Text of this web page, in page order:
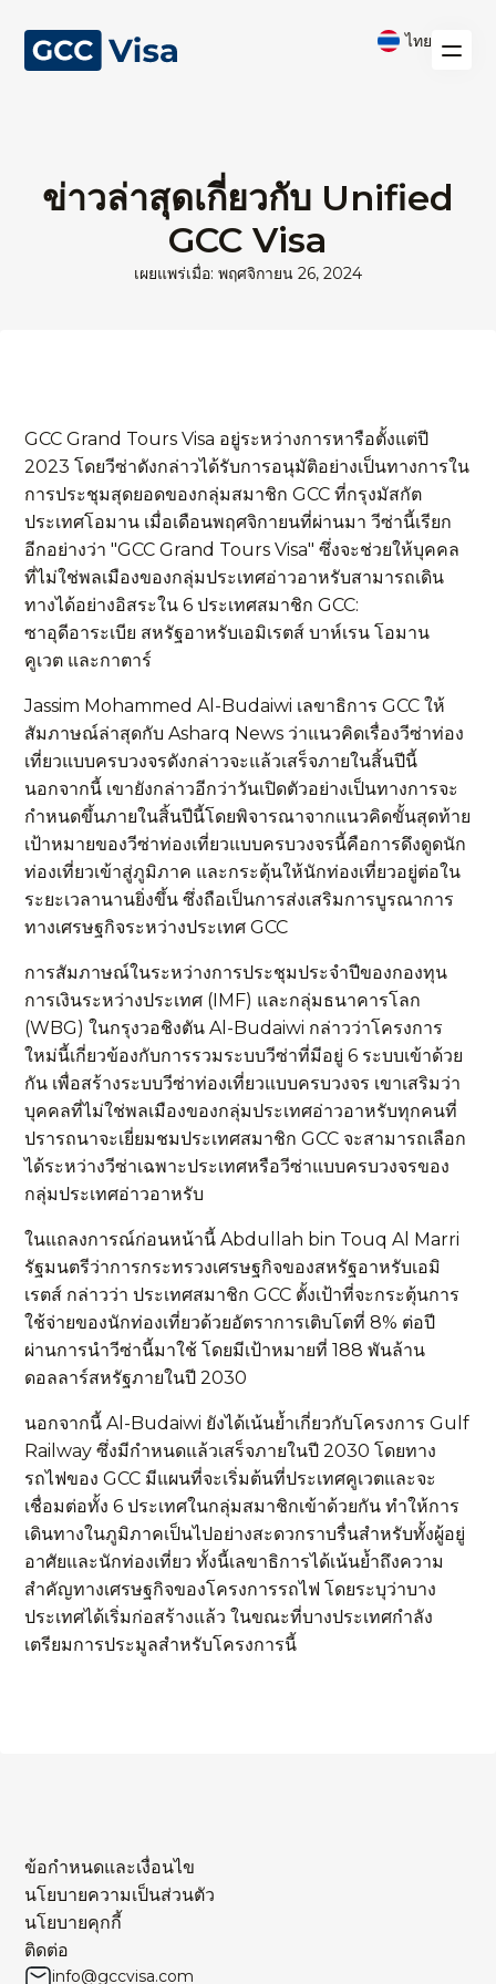
ไทย
ข่าวล่าสุดเกี่ยวกับ Unified
GCC Visa
เผยแพร่เมื่อ: พฤศจิกายน 26, 2024
GCC Grand Tours Visa อยู่ระหว่างการหารือตั้งแต่ปี
2023 โดยวีซ่าดังกล่าวได้รับการอนุมัติอย่างเป็นทางการใน
การประชุมสุดยอดของกลุ่มสมาชิก GCC ที่กรุงมัสกัต
ประเทศโอมาน เมื่อเดือนพฤศจิกายนที่ผ่านมา วีซ่านี้เรียก
อีกอย่างว่า "GCC Grand Tours Visa" ซึ่งจะช่วยให้บุคคล
ที่ไม่ใช่พลเมืองของกลุ่มประเทศอ่าวอาหรับสามารถเดิน
ทางได้อย่างอิสระใน 6 ประเทศสมาชิก GCC:
ซาอุดีอาระเบีย สหรัฐอาหรับเอมิเรตส์ บาห์เรน โอมาน
คูเวต และกาตาร์
Jassim Mohammed Al-Budaiwi เลขาธิการ GCC ให้
สัมภาษณ์ล่าสุดกับ Asharq News ว่าแนวคิดเรื่องวีซ่าท่อง
เที่ยวแบบครบวงจรดังกล่าวจะแล้วเสร็จภายในสิ้นปีนี้
นอกจากนี้ เขายังกล่าวอีกว่าวันเปิดตัวอย่างเป็นทางการจะ
กำหนดขึ้นภายในสิ้นปีนี้โดยพิจารณาจากแนวคิดขั้นสุดท้าย
เป้าหมายของวีซ่าท่องเที่ยวแบบครบวงจรนี้คือการดึงดูดนัก
ท่องเที่ยวเข้าสู่ภูมิภาค และกระตุ้นให้นักท่องเที่ยวอยู่ต่อใน
ระยะเวลานานยิ่งขึ้น ซึ่งถือเป็นการส่งเสริมการบูรณาการ
ทางเศรษฐกิจระหว่างประเทศ GCC
การสัมภาษณ์ในระหว่างการประชุมประจำปีของกองทุน
การเงินระหว่างประเทศ (IMF) และกลุ่มธนาคารโลก
(WBG) ในกรุงวอชิงตัน Al-Budaiwi กล่าวว่าโครงการ
ใหม่นี้เกี่ยวข้องกับการรวมระบบวีซ่าที่มีอยู่ 6 ระบบเข้าด้วย
กัน เพื่อสร้างระบบวีซ่าท่องเที่ยวแบบครบวงจร เขาเสริมว่า
บุคคลที่ไม่ใช่พลเมืองของกลุ่มประเทศอ่าวอาหรับทุกคนที่
ปรารถนาจะเยี่ยมชมประเทศสมาชิก GCC จะสามารถเลือก
ได้ระหว่างวีซ่าเฉพาะประเทศหรือวีซ่าแบบครบวงจรของ
กลุ่มประเทศอ่าวอาหรับ
ในแถลงการณ์ก่อนหน้านี้ Abdullah bin Touq Al Marri
รัฐมนตรีว่าการกระทรวงเศรษฐกิจของสหรัฐอาหรับเอมิ
เรตส์ กล่าวว่า ประเทศสมาชิก ​​GCC ตั้งเป้าที่จะกระตุ้นการ
ใช้จ่ายของนักท่องเที่ยวด้วยอัตราการเติบโตที่ 8% ต่อปี
ผ่านการนำวีซ่านี้มาใช้ โดยมีเป้าหมายที่ 188 พันล้าน
ดอลลาร์สหรัฐภายในปี 2030
นอกจากนี้ Al-Budaiwi ยังได้เน้นย้ำเกี่ยวกับโครงการ Gulf
Railway ซึ่งมีกำหนดแล้วเสร็จภายในปี 2030 โดยทาง
รถไฟของ GCC มีแผนที่จะเริ่มต้นที่ประเทศคูเวตและจะ
เชื่อมต่อทั้ง 6 ประเทศในกลุ่มสมาชิกเข้าด้วยกัน ทำให้การ
เดินทางในภูมิภาคเป็นไปอย่างสะดวกราบรื่นสำหรับทั้งผู้อยู่
อาศัยและนักท่องเที่ยว ทั้งนี้เลขาธิการได้เน้นย้ำถึงความ
สำคัญทางเศรษฐกิจของโครงการรถไฟ โดยระบุว่าบาง
ประเทศได้เริ่มก่อสร้างแล้ว ในขณะที่บางประเทศกำลัง
เตรียมการประมูลสำหรับโครงการนี้
ข้อกำหนดและเงื่อนไข
นโยบายความเป็นส่วนตัว
นโยบายคุกกี้
ติดต่อ
info@gccvisa.com